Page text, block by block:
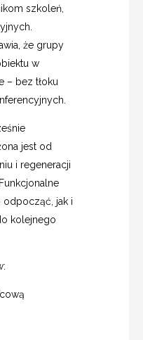
szkoleń,
że grupy
w
– bez tłoku
jest od
i regeneracji
odpocząć, jak i
kolejnego